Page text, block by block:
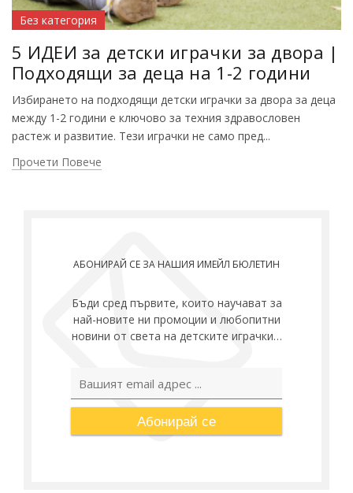
Без категория
5 ИДЕИ за детски играчки за двора |
Подходящи за деца на 1-2 години
Избирането на подходящи детски играчки за двора за деца
между 1-2 години е ключово за техния здравословен
растеж и развитие. Тези играчки не само пред...
Прочети Повече
АБОНИРАЙ СЕ ЗА НАШИЯ ИМЕЙЛ БЮЛЕТИН
Бъди сред първите, които научават за
най-новите ни промоции и любопитни
новини от света на детските играчки…
Абонирай се